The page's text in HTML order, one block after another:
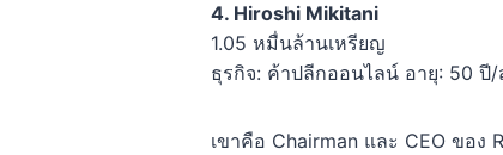
4. Hiroshi Mikitani
1.05 หมื่นล้านเหรียญ
ธุรกิจ: ค้าปลีกออนไลน์ อายุ: 50 ปี
เขาคือ Chairman และ CEO ขอ